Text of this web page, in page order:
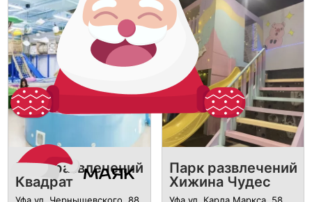
Парк развлечений
Квадрат
Парк развлечений
Хижина Чудес